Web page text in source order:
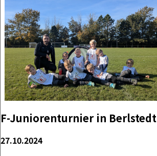
F-Juniorenturnier in Berlstedt
27.10.2024